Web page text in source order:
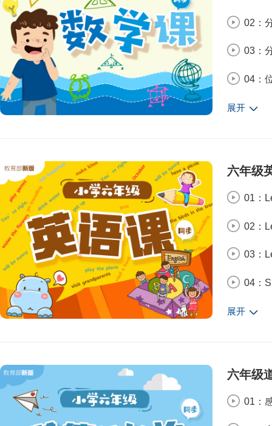
09：
10：
11：
12：
02：
03：
04：
05：
07：
08：
09：
10：“
11：“
12：
展开
六年级
01：
02：
03：
04：
05：
07：
08：
展开
六年级
01：